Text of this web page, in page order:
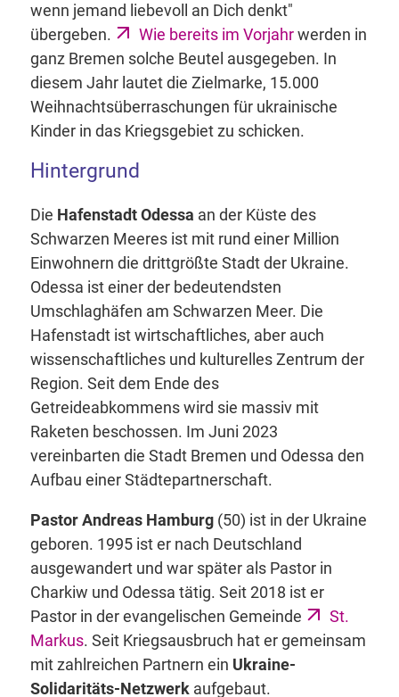
wenn jemand liebevoll an Dich denkt"
übergeben.
Wie bereits im Vorjahrwerden in
ganz Bremen solche Beutel ausgegeben. In
diesem Jahr lautet die Zielmarke, 15.000
Weihnachtsüberraschungen für ukrainische
Kinder in das Kriegsgebiet zu schicken.
Hintergrund
Die Hafenstadt Odessa an der Küste des
Schwarzen Meeres ist mit rund einer Million
Einwohnern die drittgrößte Stadt der Ukraine.
Odessa ist einer der bedeutendsten
Umschlaghäfen am Schwarzen Meer. Die
Hafenstadt ist wirtschaftliches, aber auch
wissenschaftliches und kulturelles Zentrum der
Region. Seit dem Ende des
Getreideabkommens wird sie massiv mit
Raketen beschossen. Im Juni 2023
vereinbarten die Stadt Bremen und Odessa den
Aufbau einer Städtepartnerschaft.
Pastor Andreas Hamburg(50) ist in der Ukraine
geboren. 1995 ist er nach Deutschland
ausgewandert und war später als Pastor in
Charkiw und Odessa tätig. Seit 2018 ist er
Pastor in der evangelischen Gemeinde
St.
Markus. Seit Kriegsausbruch hat er gemeinsam
mit zahlreichen Partnern ein Ukraine-
Solidaritäts-Netzwerkaufgebaut.